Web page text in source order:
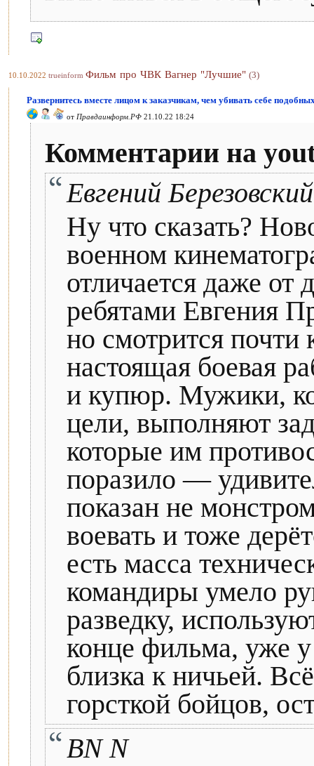
10.10.2022 trueinform Фильм про ЧВК Вагнер "Лучшие" (3)
Развернитесь вместе лицом к заказчикам, чем убивать себе
от Правдаинформ.РФ 21.10.22 18:24
Комментарии на
Евгений Березовский
Ну что сказать?
военном
отличается даже от
ребятами Евгения
но смотрится почти
настоящая боевая
и купюр. Мужики,
цели, выполняют
которые им
поразило —
показан не
воевать и тоже
есть масса
командиры умело
разведку,
конце фильма, уже
близка к ничьей.
горсткой бойцов,
BN N